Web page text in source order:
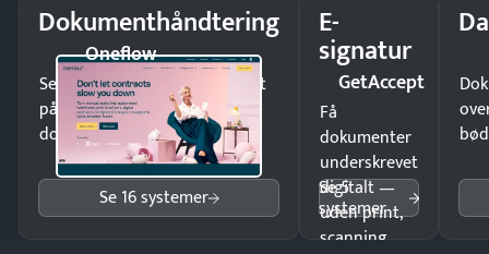
Dokumenthåndtering
Oneflow
Send kontrakter til underskrift
på minutter og mist ingen
dokumenter.
Se 16 systemer
E-
signatur
GetAccept
Få
dokumenter
underskrevet
digitalt —
uden print,
scanning
Se 5
systemer